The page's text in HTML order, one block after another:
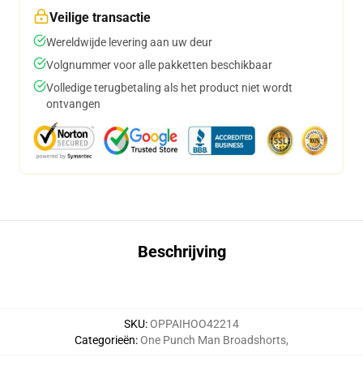
Veilige transactie
Wereldwijde levering aan uw deur
Volgnummer voor alle pakketten beschikbaar
Volledige terugbetaling als het product niet wordt
ontvangen
Beschrijving
SKU:OPPAIHOO42214
Categorieën:One Punch Man Broadshorts,